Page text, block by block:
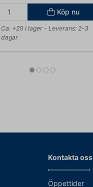
Köp nu
Ca. +20 i lager- Leverans: 2-3
dagar
Kontakta oss
Öppettider